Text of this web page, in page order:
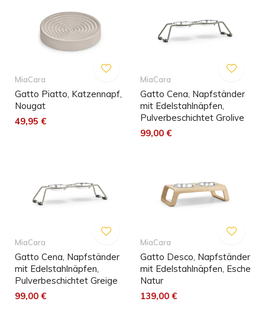
MiaCara
Gatto Piatto, Katzennapf,
Nougat
49,95 €
MiaCara
Gatto Cena, Napfständer
mit Edelstahlnäpfen,
Pulverbeschichtet Grolive
99,00 €
MiaCara
Gatto Cena, Napfständer
mit Edelstahlnäpfen,
Pulverbeschichtet Greige
99,00 €
MiaCara
Gatto Desco, Napfständer
mit Edelstahlnäpfen, Esche
Natur
139,00 €